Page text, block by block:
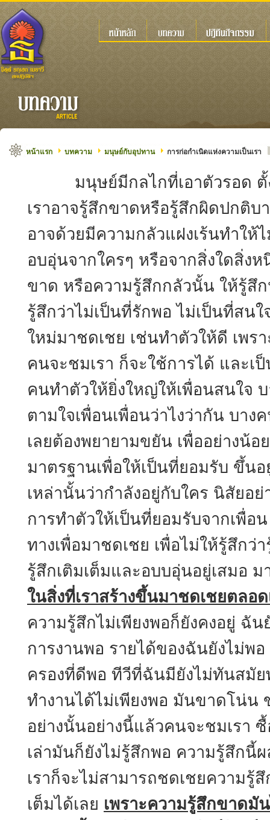
หน้าแรก บทความ มนุษย์กับอุปทาน การก่อกำเนิดแห่งความเป็นเรา
มนุษย์มีกลไกที่เอาตัวรอด ตั้ง
เราอาจรู้สึกขาดหรือรู้สึกผิดปกติบ
อาจด้วยมีความกลัวแฝงเร้นทำให้
อบอุ่นจากใครๆ หรือจากสิ่งใดสิ่ง
ขาด หรือความรู้สึกกลัวนั้น ให้รู้สึ
รู้สึกว่าไม่เป็นที่รักพอ ไม่เป็นที่สน
ใหม่มาชดเชย เช่นทำตัวให้ดี เพร
คนจะชมเรา ก็จะใช้การได้ และเ
คนทำตัวให้ยิ่งใหญ่ให้เพื่อนสนใจ
ตามใจเพื่อนเพื่อนว่าไงว่ากัน บาง
เลยต้องพยายามขยัน เพื่ออย่างน้อ
มาตรฐานเพื่อให้เป็นที่ยอมรับ ขึ้น
เหล่านั้นว่ากำลังอยู่กับใคร นิสัยอย่
การทำตัวให้เป็นที่ยอมรับจากเพื่อ
ทางเพื่อมาชดเชย เพื่อไม่ให้รู้สึกว่
รู้สึกเติมเต็มและอบบอุ่นอยู่เสมอ
ในสิ่งที่เราสร้างขึ้นมาชดเชยตลอด
ความรู้สึกไม่เพียงพอก็ยังคงอยู่ ฉั
การงานพอ รายได้ของฉันยังไม่พ
ครองที่ดีพอ ทีวีที่ฉันมียังไม่ทันสมั
ทำงานได้ไม่เพียงพอ มันขาดโน่น
อย่างนั้นอย่างนี้แล้วคนจะชมเรา
เล่ามันก็ยังไม่รู้สึกพอ ความรู้สึกนี้
เราก็จะไม่สามารถชดเชยความรู้
เต็มได้เลย เพราะความรู้สึกขาดมั